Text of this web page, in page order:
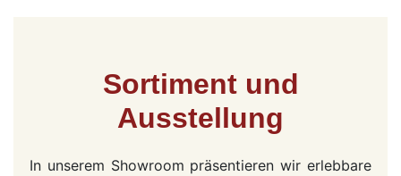
Sortiment und
Ausstellung
In unserem Showroom präsentieren wir erlebbare